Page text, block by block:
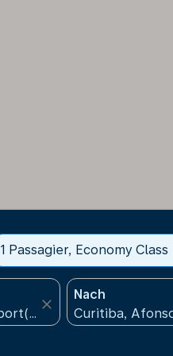
1 Passagier, Economy Class
close
Nach